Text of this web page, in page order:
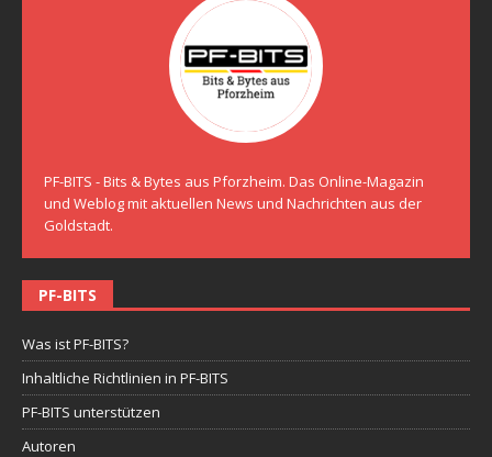
PF-BITS - Bits & Bytes aus Pforzheim. Das Online-Magazin
und Weblog mit aktuellen News und Nachrichten aus der
Goldstadt.
PF-BITS
Was ist PF-BITS?
Inhaltliche Richtlinien in PF-BITS
PF-BITS unterstützen
Autoren